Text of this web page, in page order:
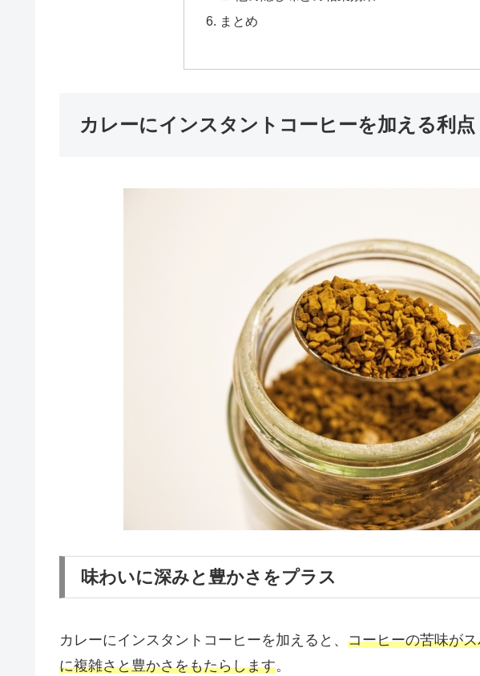
まとめ
カレーにインスタントコーヒーを加える利点
味わいに深みと豊かさをプラス
カレーにインスタントコーヒーを加えると、 コーヒーの苦味が
に複雑さと豊かさをもたらします。